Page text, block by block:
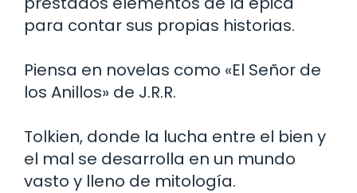
para contar sus propias historias.
Piensa en novelas como «El Señor de
los Anillos» de J.R.R.
Tolkien, donde la lucha entre el bien y
el mal se desarrolla en un mundo
vasto y lleno de mitología.